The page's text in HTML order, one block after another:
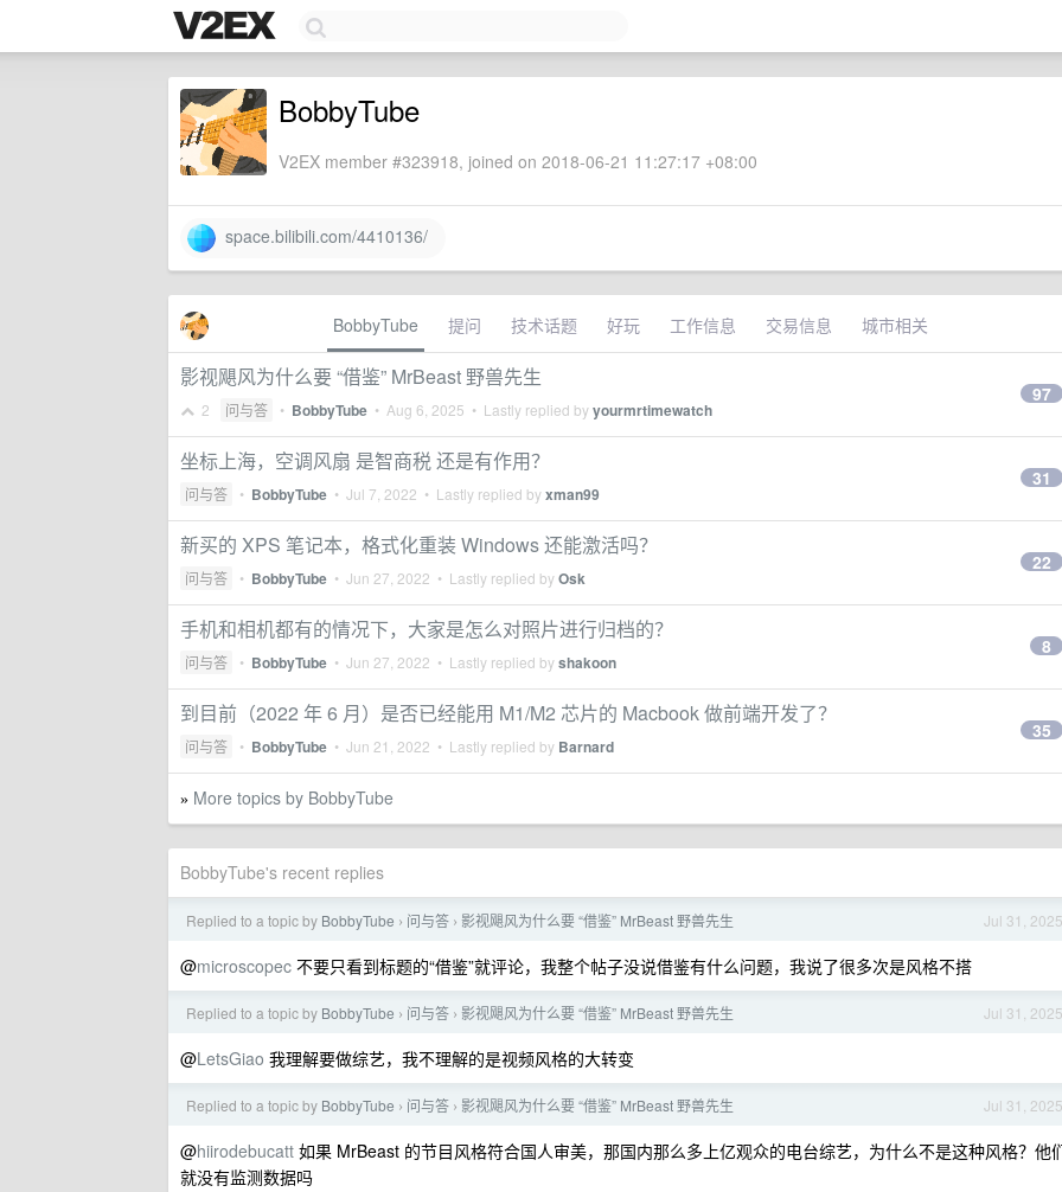
BobbyTube
V2EX member #323918, joined on 2018-06-21 11:27:17 +08:00
space.bilibili.com/4410136/
BobbyTube 提问 技术话题 好玩 工作信息 交易信息 城市相关
影视飓风为什么要 “借鉴” MrBeast 野兽先生
2 问与答 • BobbyTube • Aug 6, 2025 • Lastly replied byyourmrtimewatch
97
坐标上海，空调风扇 是智商税 还是有作用？
问与答 • BobbyTube • Jul 7, 2022 • Lastly replied byxman99
31
新买的 XPS 笔记本，格式化重装 Windows 还能激活吗？
问与答 • BobbyTube • Jun 27, 2022 • Lastly replied byOsk
22
手机和相机都有的情况下，大家是怎么对照片进行归档的？
问与答 • BobbyTube • Jun 27, 2022 • Lastly replied byshakoon
8
到目前（2022 年 6 月）是否已经能用 M1/M2 芯片的 Macbook 做前端开发了？
问与答 • BobbyTube • Jun 21, 2022 • Lastly replied by Barnard
35
» More topics by BobbyTube
BobbyTube's recent replies
Jul 31, 2025
Replied to a topic by BobbyTube › 问与答 › 影视飓风为什么要 “借鉴” MrBeast 野兽先生
@microscopec 不要只看到标题的“借鉴”就评论，我整个帖子没说借鉴有什么问题，我说了很多次是风格不搭
Jul 31, 2025
Replied to a topic by BobbyTube › 问与答 › 影视飓风为什么要 “借鉴” MrBeast 野兽先生
@LetsGiao 我理解要做综艺，我不理解的是视频风格的大转变
Jul 31, 2025
Replied to a topic by BobbyTube › 问与答 › 影视飓风为什么要 “借鉴” MrBeast 野兽先生
@hiirodebucatt 如果 MrBeast 的节目风格符合国人审美，那国内那么多上亿观众的电台综艺，为什么不是这种风格？他
就没有监测数据吗